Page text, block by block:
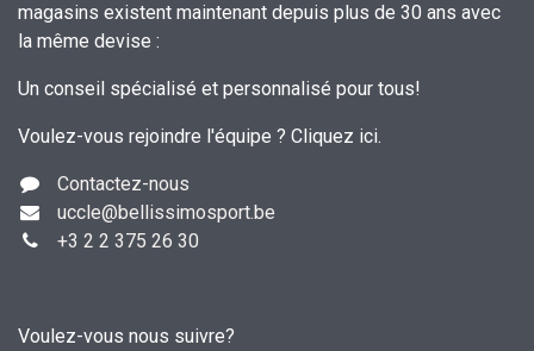
magasins existent maintenant depuis plus de 30 ans avec
la même devise :
Un conseil spécialisé et personnalisé pour tous!
Voulez-vous rejoindre l'équipe ? Cliquez ici.
Contactez-nous
uccle@bellissimosport.be
+3 2 2 375 26 30
Voulez-vous nous suivre?